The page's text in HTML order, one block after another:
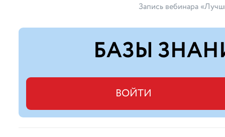
Запись вебинара
БАЗЫ
ВОЙТИ